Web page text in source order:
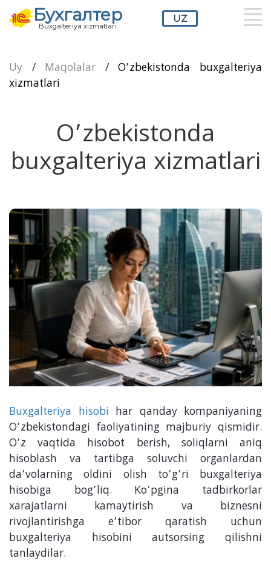
Бухгалтер
Buxgalteriya xizmatlari
UZ
EN
Uy / Maqolalar /O’zbekistonda buxgalteriya
xizmatlari
O’zbekistonda
buxgalteriya xizmatlari
Buxgalteriya hisobi har qanday kompaniyaning
O’zbekistondagi faoliyatining majburiy qismidir.
O’z vaqtida hisobot berish, soliqlarni aniq
hisoblash va tartibga soluvchi organlardan
da’volarning oldini olish to’g’ri buxgalteriya
hisobiga bog’liq. Ko’pgina tadbirkorlar
xarajatlarni kamaytirish va biznesni
rivojlantirishga e’tibor qaratish uchun
buxgalteriya hisobini autsorsing qilishni
tanlaydilar.